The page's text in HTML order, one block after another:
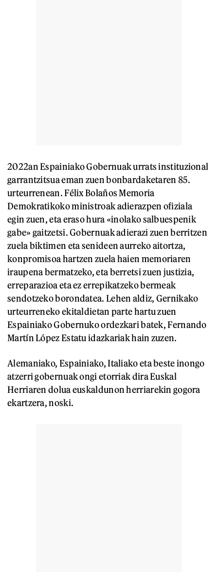
2022an Espainiako Gobernuak urrats instituzional
garrantzitsua eman zuen bonbardaketaren 85.
urteurrenean. Félix Bolaños Memoria
Demokratikoko ministroak adierazpen ofiziala
egin zuen, eta eraso hura «inolako salbuespenik
gabe» gaitzetsi. Gobernuak adierazi zuen berritzen
zuela biktimen eta senideen aurreko aitortza,
konpromisoa hartzen zuela haien memoriaren
iraupena bermatzeko, eta berretsi zuen justizia,
erreparazioa eta ez errepikatzeko bermeak
sendotzeko borondatea. Lehen aldiz, Gernikako
urteurreneko ekitaldietan parte hartu zuen
Espainiako Gobernuko ordezkari batek, Fernando
Martín López Estatu idazkariak hain zuzen.
Alemaniako, Espainiako, Italiako eta beste inongo
atzerri gobernuak ongi etorriak dira Euskal
Herriaren dolua euskaldunon herriarekin gogora
ekartzera, noski.